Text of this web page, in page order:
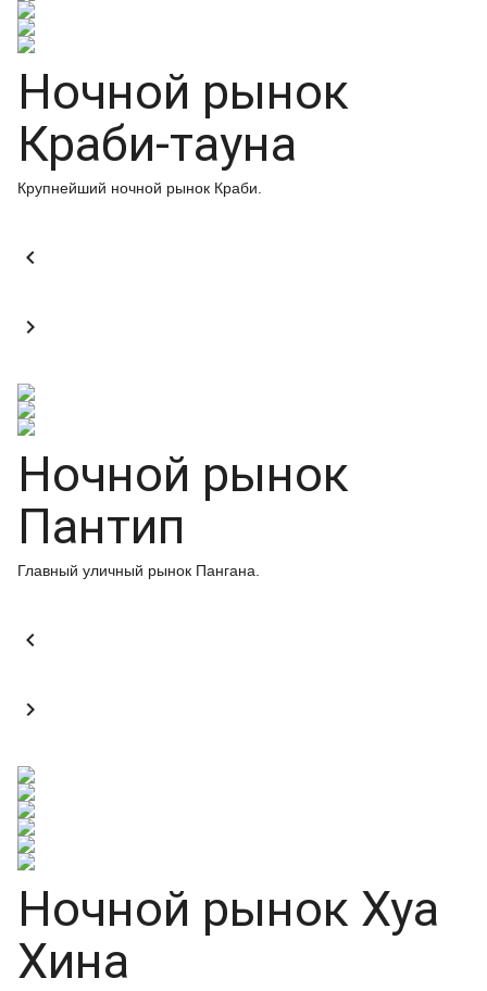
Ночной рынок
Краби-тауна
Крупнейший ночной рынок Краби.


Ночной рынок
Пантип
Главный уличный рынок Пангана.


Ночной рынок Хуа
Хина